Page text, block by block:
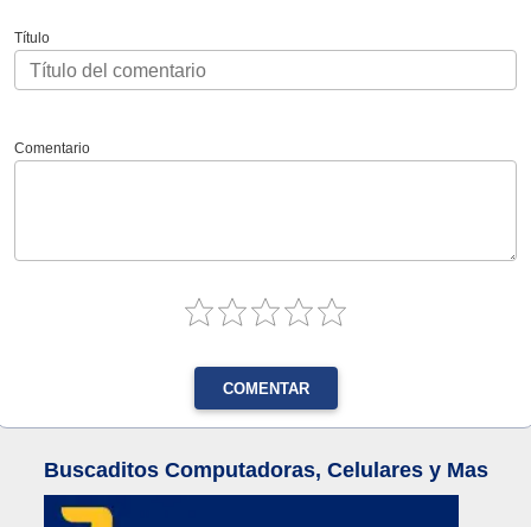
Título
Comentario
COMENTAR
Buscaditos Computadoras, Celulares y Mas